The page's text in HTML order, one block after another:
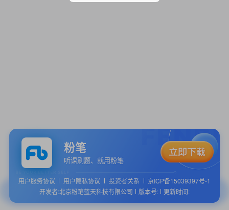
粉笔
听课刷题、就用粉笔
用户服务协议 用户隐私协议 投资者关系
京ICP备15039397号-1
开发者:北京粉笔蓝天科技有限公司
版本号: 更新时间: